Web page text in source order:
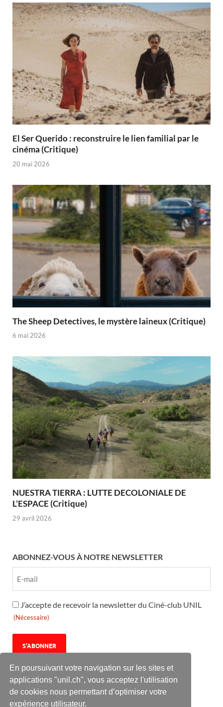
En poursuivant votre navigation sur les sites et
applications "unil.ch", vous acceptez l'utilisation
de cookies nous permettant d’optimiser votre
expérience utilisateur.
El Ser Querido : reconstruire le lien familial par le
cinéma (Critique)
20 mai 2026
The Sheep Detectives, le mystère laineux (Critique)
6 mai 2026
NUESTRA TIERRA : LUTTE DECOLONIALE DE
L’ESPACE (Critique)
29 avril 2026
ABONNEZ-VOUS À NOTRE NEWSLETTER
RGPD
(Nécessaire)
J’accepte de recevoir la newsletter du Ciné-club UNIL
(Nécessaire)